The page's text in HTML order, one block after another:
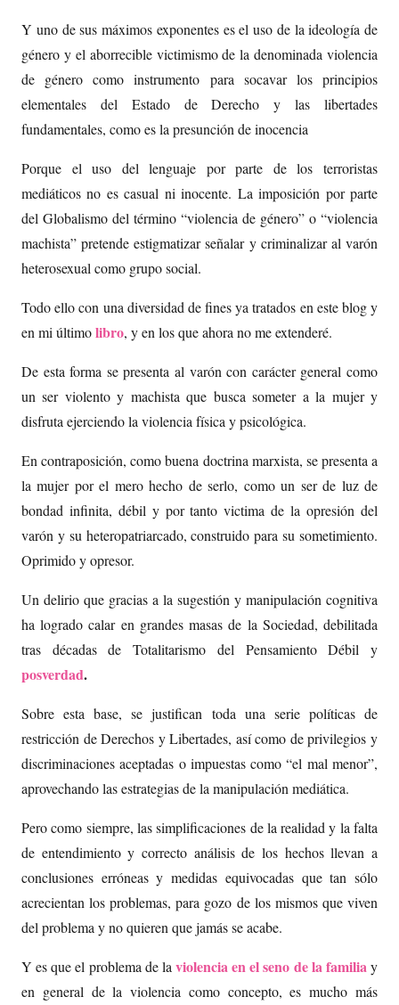
Y uno de sus máximos exponentes es el uso de la ideología de
género y el aborrecible victimismo de la denominada violencia
de género como instrumento para socavar los principios
elementales del Estado de Derecho y las libertades
fundamentales, como es la presunción de inocencia
Porque el uso del lenguaje por parte de los terroristas
mediáticos no es casual ni inocente. La imposición por parte
del Globalismo del término “violencia de género” o “violencia
machista” pretende estigmatizar señalar y criminalizar al varón
heterosexual como grupo social.
Todo ello con una diversidad de fines ya tratados en este blog y
en mi últimolibro, y en los que ahora no me extenderé.
De esta forma se presenta al varón con carácter general como
un ser violento y machista que busca someter a la mujer y
disfruta ejerciendo la violencia física y psicológica.
En contraposición, como buena doctrina marxista, se presenta a
la mujer por el mero hecho de serlo, como un ser de luz de
bondad infinita, débil y por tanto victima de la opresión del
varón y su heteropatriarcado, construido para su sometimiento.
Oprimido y opresor.
Un delirio que gracias a la sugestión y manipulación cognitiva
ha logrado calar en grandes masas de la Sociedad, debilitada
tras décadas de Totalitarismo del Pensamiento Débil y
posverdad.
Sobre esta base, se justifican toda una serie políticas de
restricción de Derechos y Libertades, así como de privilegios y
discriminaciones aceptadas o impuestas como “el mal menor”,
aprovechando las estrategias de la manipulación mediática.
Pero como siempre, las simplificaciones de la realidad y la falta
de entendimiento y correcto análisis de los hechos llevan a
conclusiones erróneas y medidas equivocadas que tan sólo
acrecientan los problemas, para gozo de los mismos que viven
del problema y no quieren que jamás se acabe.
Y es que el problema de la violencia en el seno de la familiay
en general de la violencia como concepto, es mucho más